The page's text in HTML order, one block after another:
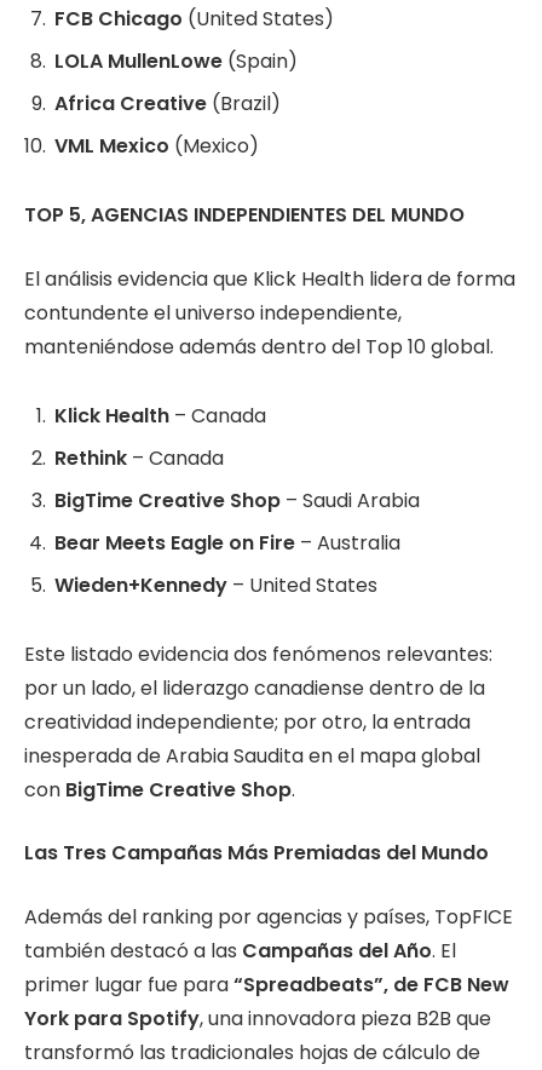
FCB Chicago (United States)
LOLA MullenLowe (Spain)
Africa Creative (Brazil)
VML Mexico (Mexico)
TOP 5, AGENCIAS INDEPENDIENTES DEL MUNDO
El análisis evidencia que Klick Health lidera de forma
contundente el universo independiente,
manteniéndose además dentro del Top 10 global.
Klick Health – Canada
Rethink – Canada
BigTime Creative Shop – Saudi Arabia
Bear Meets Eagle on Fire – Australia
Wieden+Kennedy – United States
Este listado evidencia dos fenómenos relevantes:
por un lado, el liderazgo canadiense dentro de la
creatividad independiente; por otro, la entrada
inesperada de Arabia Saudita en el mapa global
con BigTime Creative Shop.
Las Tres Campañas Más Premiadas del Mundo
Además del ranking por agencias y países, TopFICE
también destacó a las Campañas del Año. El
primer lugar fue para“Spreadbeats”, de FCB New
York para Spotify, una innovadora pieza B2B que
transformó las tradicionales hojas de cálculo de